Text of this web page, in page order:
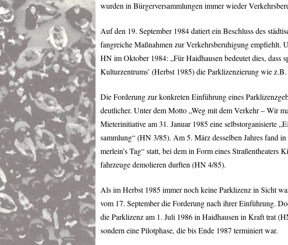
wurden in Bürgerversammlungen immer wieder
Auf den 19. September 1984 datiert ein Beschluss des
fangreiche Maßnahmen zur Verkehrsberuhigung empfiehlt.
HN im Oktober 1984: „Für Haidhausen bedeutet dies, dass
Kulturzentrums’ (Herbst 1985) die Parklizenzierung wie
Die Forderung zur konkreten Einführung eines
deutlicher. Unter dem Motto „Weg mit dem Verkehr – Wir
Mieterinitiative am 31. Januar 1985 eine selbstorganisierte
sammlung“ (HN 3/85). Am 5. März desselben Jahres fand
merlein’s Tag“ statt, bei dem in Form eines Straßentheaters
fahrzeuge demolieren durften (HN 4/85).
Als im Herbst 1985 immer noch keine Parklizenz in Sicht
vom 17. September die Forderung nach ihrer Einführung.
die Parklizenz am 1. Juli 1986 in Haidhausen in Kraft trat
sondern eine Pilotphase, die bis Ende 1987 terminiert war.